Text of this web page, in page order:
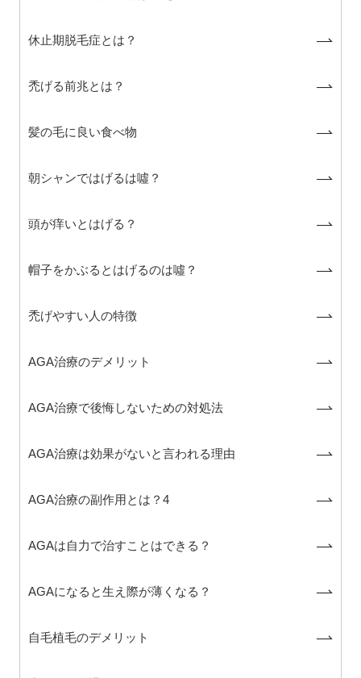
休止期脱毛症とは？
禿げる前兆とは？
髪の毛に良い食べ物
朝シャンではげるは噓？
頭が痒いとはげる？
帽子をかぶるとはげるのは噓？
禿げやすい人の特徴
AGA治療のデメリット
AGA治療で後悔しないための対処法
AGA治療は効果がないと言われる理由
AGA治療の副作用とは？4
AGAは自力で治すことはできる？
AGAになると生え際が薄くなる？
自毛植毛のデメリット